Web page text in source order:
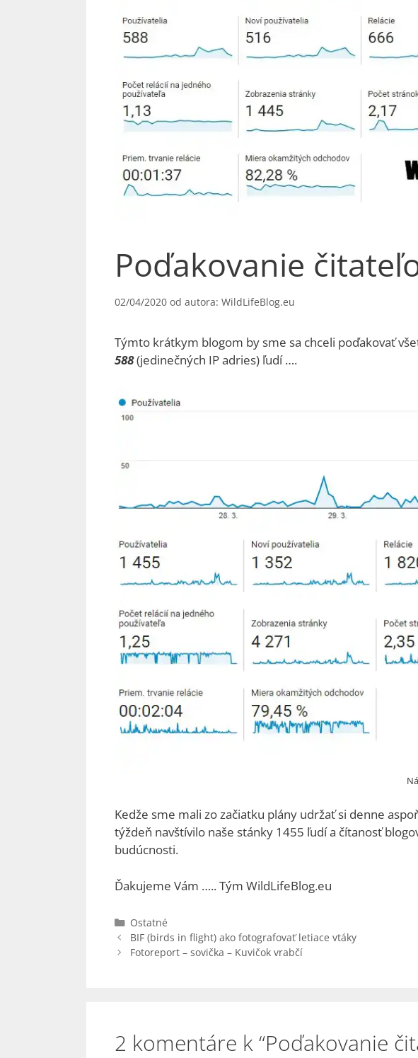
Poďakovanie
02/04/2020 od autora: WildLifeBlog.eu
Týmto krátkym blogom by sme sa chceli poďakovať
588(jedinečných IP adries) ľudí ….
Kedže sme mali zo začiatku plány udržať si denne
týždeň navštívilo naše stánky 1455 ľudí a čítanosť
budúcnosti.
Ďakujeme Vám ….. Tým WildLifeBlog.eu
Kategórie
Ostatné
BIF (birds in flight) ako fotografovať letiace vtáky
Fotoreport – sovička – Kuvičok vrabčí
2 komentáre k “Poďakovanie